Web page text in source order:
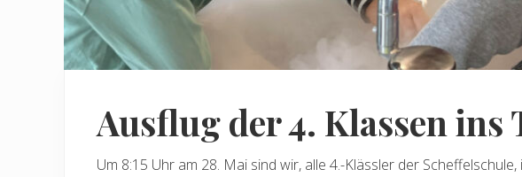
Ausflug der 4. Klassen ins
Um 8:15 Uhr am 28. Mai sind wir, alle 4.-Klässler der